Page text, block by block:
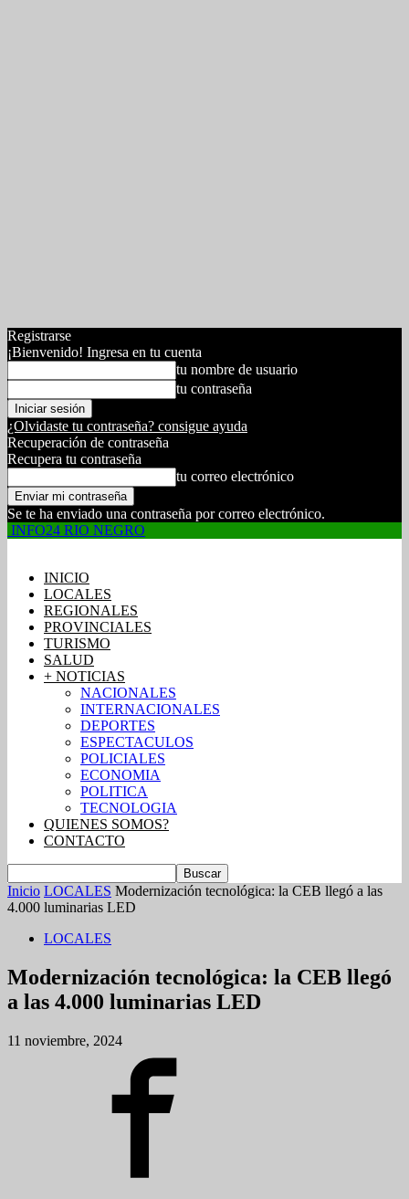
Registrarse
¡Bienvenido! Ingresa en tu cuenta
tu nombre de usuario
tu contraseña
¿Olvidaste tu contraseña? consigue ayuda
Recuperación de contraseña
Recupera tu contraseña
tu correo electrónico
Se te ha enviado una contraseña por correo electrónico.
INFO24 RIO NEGRO
INICIO
LOCALES
REGIONALES
PROVINCIALES
TURISMO
SALUD
+ NOTICIAS
NACIONALES
INTERNACIONALES
DEPORTES
ESPECTACULOS
POLICIALES
ECONOMIA
POLITICA
TECNOLOGIA
QUIENES SOMOS?
CONTACTO
Inicio LOCALES Modernización tecnológica: la CEB llegó a las
4.000 luminarias LED
LOCALES
Modernización tecnológica: la CEB llegó
a las 4.000 luminarias LED
11 noviembre, 2024